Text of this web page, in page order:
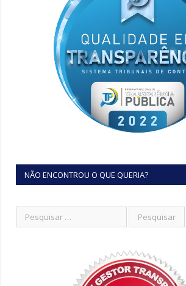
NÃO ENCONTROU O QUE QUERIA?